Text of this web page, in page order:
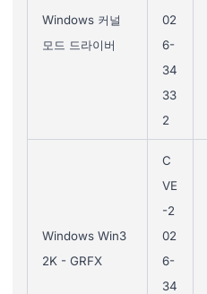
Windows 커널
모드 드라이버
02
6-
34
33
2
Windows Win3
2K - GRFX
C
VE
-2
02
6-
34